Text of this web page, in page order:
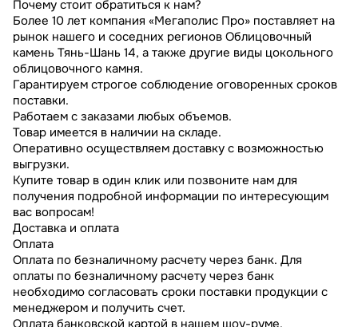
Почему стоит обратиться к нам?
Более 10 лет компания «Мегаполис Про» поставляет на
рынок нашего и соседних регионов Облицовочный
камень Тянь-Шань 14, а также другие виды цокольного
облицовочного камня.
Гарантируем строгое соблюдение оговоренных сроков
поставки.
Работаем с заказами любых объемов.
Товар имеется в наличии на складе.
Оперативно осуществляем доставку с возможностью
выгрузки.
Купите товар в один клик или позвоните нам для
получения подробной информации по интересующим
вас вопросам!
Доставка и оплата
Оплата
Оплата по безналичному расчету через банк. Для
оплаты по безналичному расчету через банк
необходимо согласовать сроки поставки продукции с
менеджером и получить счет.
Оплата банковской картой в нашем шоу-руме.